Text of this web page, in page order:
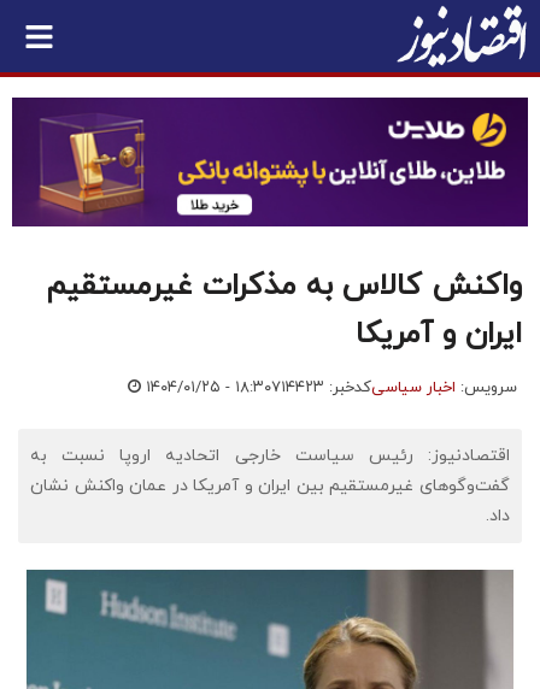
واکنش کالاس به مذکرات غیرمستقیم
ایران و آمریکا
سرویس: اخبار سیاسیکدخبر: ۷۱۴۴۲۳ ۱۴۰۴/۰۱/۲۵ - ۱۸:۳۰
اقتصادنیوز: رئیس سیاست خارجی اتحادیه اروپا نسبت به
گفت‌وگوهای غیرمستقیم بین ایران و آمریکا در عمان واکنش نشان
داد.